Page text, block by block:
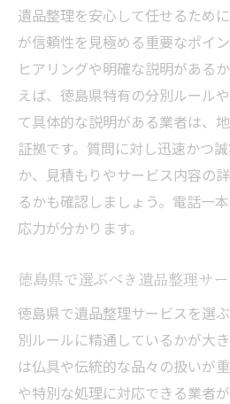
遺品整理を安心して任せるため
が信頼性を見極める重要なポイ
ヒアリングや明確な説明がある
えば、徳島県特有の分別ルール
て具体的な説明がある業者は、
証拠です。質問に対し迅速かつ
か、見積もりやサービス内容の
るかも確認しましょう。電話一
応力が分かります。
徳島県で選ぶべき遺品整理サ
徳島県で遺品整理サービスを選
別ルールに精通しているかが大
は仏具や伝統的な品々の扱いが
や特別な処理に対応できる業者